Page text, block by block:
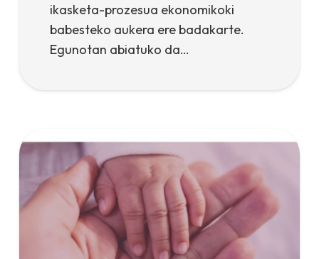
ikasketa-prozesua ekonomikoki
babesteko aukera ere badakarte.
Egunotan abiatuko da…